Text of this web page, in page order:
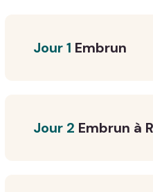
Jour 1 Embrun
Jour 2 Embrun à